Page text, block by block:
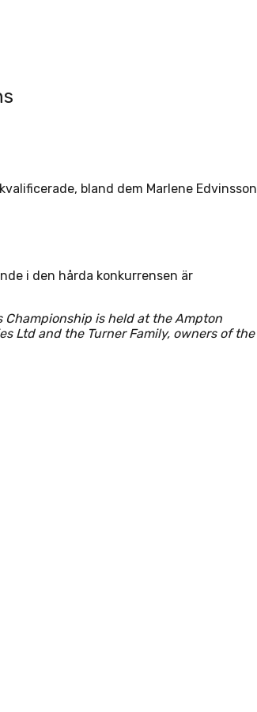
bland dem Marlene Edvinsson
i den hårda konkurrensen är
is held at the Ampton
Ltd and the Turner Family, owners of the